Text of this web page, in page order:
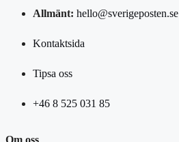
Allmänt: hello@sverigeposten.se
Kontaktsida
Tipsa oss
+46 8 525 031 85
Om oss